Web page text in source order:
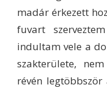
madár érkezett
fuvart
indultam vele a
szakterülete,
révén